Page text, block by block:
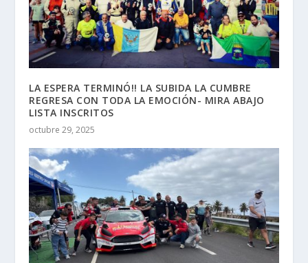
LA ESPERA TERMINÓ!! LA SUBIDA LA CUMBRE
REGRESA CON TODA LA EMOCIÓN- MIRA ABAJO
LISTA INSCRITOS
octubre 29, 2025